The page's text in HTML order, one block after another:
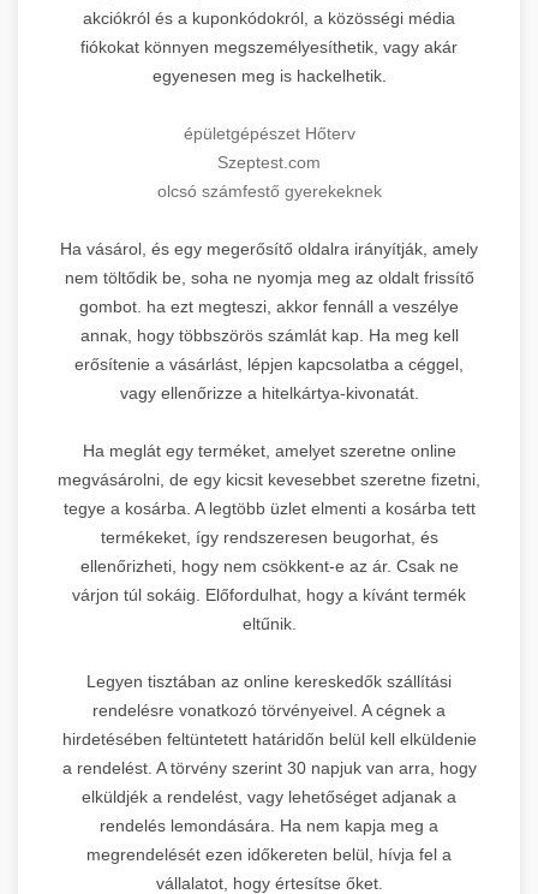
akciókról és a kuponkódokról, a közösségi média
fiókokat könnyen megszemélyesíthetik, vagy akár
egyenesen meg is hackelhetik.
épületgépészet Hőterv
Szeptest.com
olcsó számfestő gyerekeknek
Ha vásárol, és egy megerősítő oldalra irányítják, amely
nem töltődik be, soha ne nyomja meg az oldalt frissítő
gombot. ha ezt megteszi, akkor fennáll a veszélye
annak, hogy többszörös számlát kap. Ha meg kell
erősítenie a vásárlást, lépjen kapcsolatba a céggel,
vagy ellenőrizze a hitelkártya-kivonatát.
Ha meglát egy terméket, amelyet szeretne online
megvásárolni, de egy kicsit kevesebbet szeretne fizetni,
tegye a kosárba. A legtöbb üzlet elmenti a kosárba tett
termékeket, így rendszeresen beugorhat, és
ellenőrizheti, hogy nem csökkent-e az ár. Csak ne
várjon túl sokáig. Előfordulhat, hogy a kívánt termék
eltűnik.
Legyen tisztában az online kereskedők szállítási
rendelésre vonatkozó törvényeivel. A cégnek a
hirdetésében feltüntetett határidőn belül kell elküldenie
a rendelést. A törvény szerint 30 napjuk van arra, hogy
elküldjék a rendelést, vagy lehetőséget adjanak a
rendelés lemondására. Ha nem kapja meg a
megrendelését ezen időkereten belül, hívja fel a
vállalatot, hogy értesítse őket.